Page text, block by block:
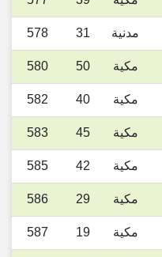
مدنية 31
578
مكية 50
580
مكية 40
582
مكية 45
583
مكية 42
585
مكية 29
586
مكية 19
587